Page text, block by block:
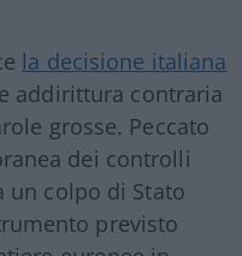
la decisione italiana
addirittura contraria
grosse. Peccato
dei controlli
un colpo di Stato
previsto